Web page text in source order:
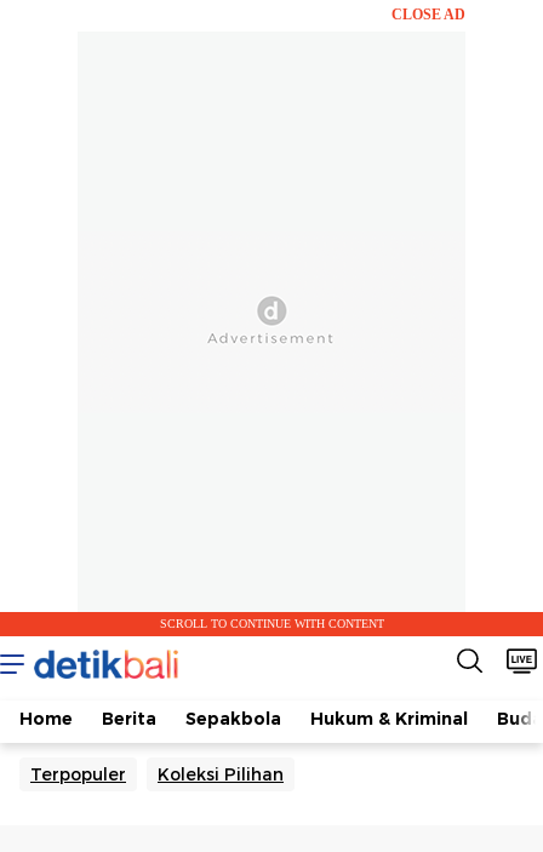
CLOSE AD
SCROLL TO CONTINUE WITH CONTENT
Home Berita Sepakbola Hukum & Kriminal
Terpopuler Koleksi Pilihan